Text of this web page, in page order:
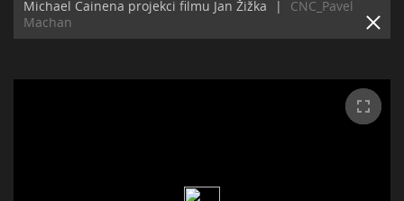
Michael Cainena projekci filmu Jan Žižka |
CNC_Pavel
Machan